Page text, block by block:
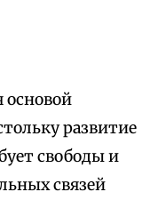
основой
развитие
свободы и
связей